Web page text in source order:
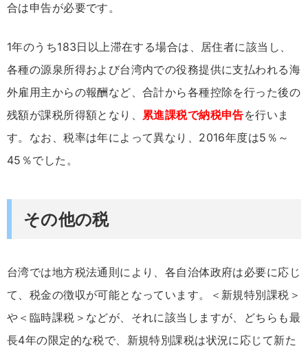
合は申告が必要です。
1年のうち183日以上滞在する場合は、居住者に該当し、
各種の源泉所得および台湾内での役務提供に支払われる海
外雇用主からの報酬など、合計から各種控除を行った後の
残額が課税所得額となり、 累進課税で納税申告を行いま
す。なお、税率は年によって異なり、2016年度は5％～
45％でした。
その他の税
台湾では地方税法通則により、各自治体政府は必要に応じ
て、税金の徴収が可能となっています。＜新規特別課税＞
や＜臨時課税＞などが、それに該当しますが、どちらも最
長4年の限定的な税で、新規特別課税は状況に応じて新た